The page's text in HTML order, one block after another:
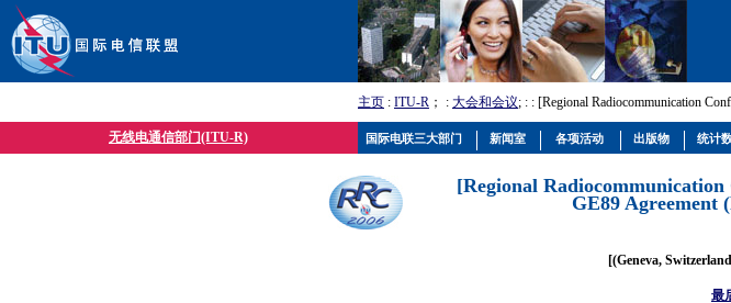
主页 : ITU-R ； : 大会和会议; : : [Regional Radiocommunication
无线电通信部门(ITU-R)
[Regional
GE89 Agreement
[(Geneva,
最
国际电联三大部门 新闻室 各项活动 出版物 统计